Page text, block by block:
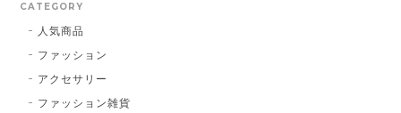
CATEGORY
人気商品
ファッション
アクセサリー
ファッション雑貨